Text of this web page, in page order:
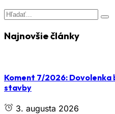
Najnovšie články
Koment 7/2026: Dovolenka
stavby
3. augusta 2026